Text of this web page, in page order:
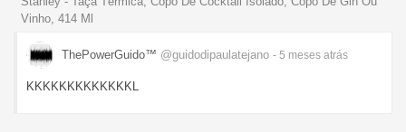
Vinho, 414 Ml
ThePowerGuido™ @guidodipaulatejano - 5 meses atrás
KKKKKKKKKKKKKL